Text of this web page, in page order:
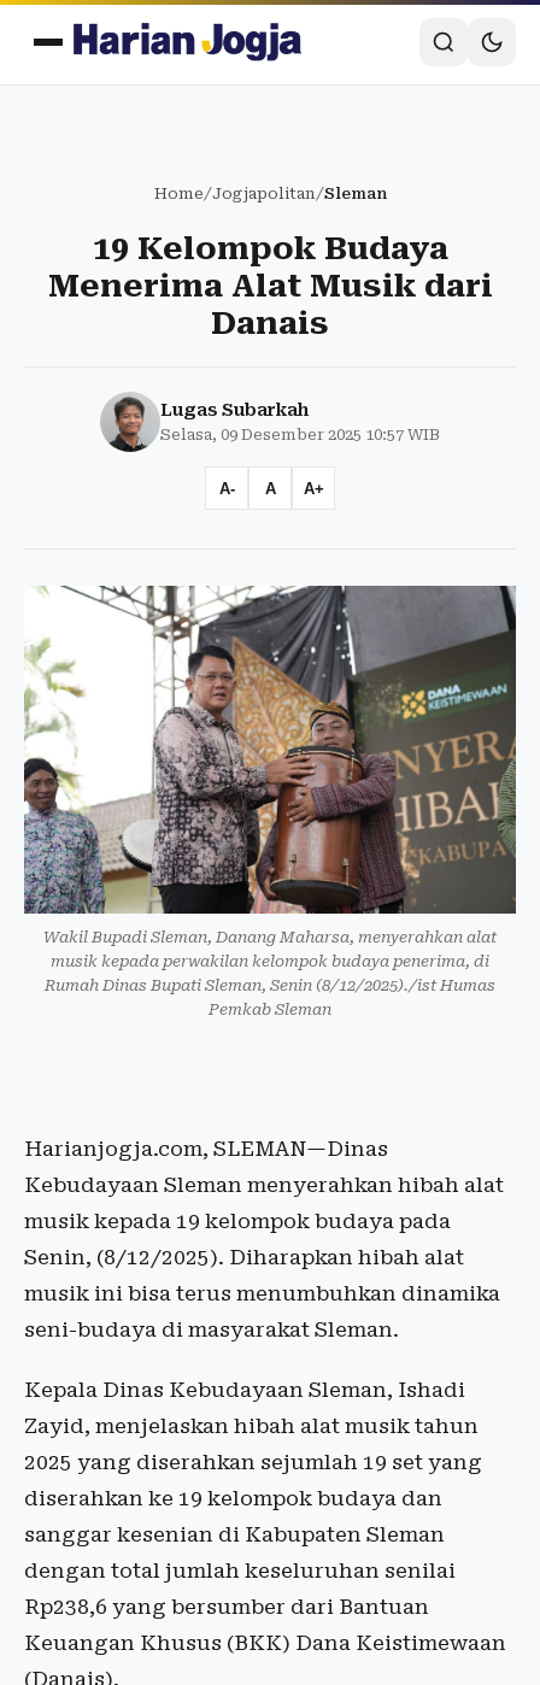
Home/Jogjapolitan/Sleman
19 Kelompok Budaya
Menerima Alat Musik dari
Danais
Lugas Subarkah
Selasa, 09 Desember 2025 10:57 WIB
A- A A+
Wakil Bupadi Sleman, Danang Maharsa, menyerahkan alat
musik kepada perwakilan kelompok budaya penerima, di
Rumah Dinas Bupati Sleman, Senin (8/12/2025)./ist Humas
Pemkab Sleman
Harianjogja.com, SLEMAN—Dinas
Kebudayaan Sleman menyerahkan hibah alat
musik kepada 19 kelompok budaya pada
Senin, (8/12/2025). Diharapkan hibah alat
musik ini bisa terus menumbuhkan dinamika
seni-budaya di masyarakat Sleman.
Kepala Dinas Kebudayaan Sleman, Ishadi
Zayid, menjelaskan hibah alat musik tahun
2025 yang diserahkan sejumlah 19 set yang
diserahkan ke 19 kelompok budaya dan
sanggar kesenian di Kabupaten Sleman
dengan total jumlah keseluruhan senilai
Rp238,6 yang bersumber dari Bantuan
Keuangan Khusus (BKK) Dana Keistimewaan
(Danais).